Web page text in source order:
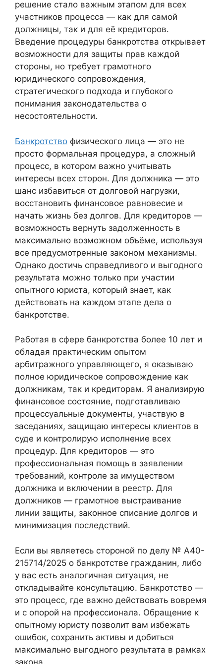
решение стало важным этапом для всех
участников процесса — как для самой
должницы, так и для её кредиторов.
Введение процедуры банкротства открывает
возможности для защиты прав каждой
стороны, но требует грамотного
юридического сопровождения,
стратегического подхода и глубокого
понимания законодательства о
несостоятельности.
Банкротство физического лица — это не
просто формальная процедура, а сложный
процесс, в котором важно учитывать
интересы всех сторон. Для должника — это
шанс избавиться от долговой нагрузки,
восстановить финансовое равновесие и
начать жизнь без долгов. Для кредиторов —
возможность вернуть задолженность в
максимально возможном объёме, используя
все предусмотренные законом механизмы.
Однако достичь справедливого и выгодного
результата можно только при участии
опытного юриста, который знает, как
действовать на каждом этапе дела о
банкротстве.
Работая в сфере банкротства более 10 лет и
обладая практическим опытом
арбитражного управляющего, я оказываю
полное юридическое сопровождение как
должникам, так и кредиторам. Я анализирую
финансовое состояние, подготавливаю
процессуальные документы, участвую в
заседаниях, защищаю интересы клиентов в
суде и контролирую исполнение всех
процедур. Для кредиторов — это
профессиональная помощь в заявлении
требований, контроле за имуществом
должника и включении в реестр. Для
должников — грамотное выстраивание
линии защиты, законное списание долгов и
минимизация последствий.
Если вы являетесь стороной по делу № А40-
215714/2025 о банкротстве гражданин, либо
у вас есть аналогичная ситуация, не
откладывайте консультацию. Банкротство —
это процесс, где важно действовать вовремя
и с опорой на профессионала. Обращение к
опытному юристу позволит вам избежать
ошибок, сохранить активы и добиться
максимально выгодного результата в рамках
закона.